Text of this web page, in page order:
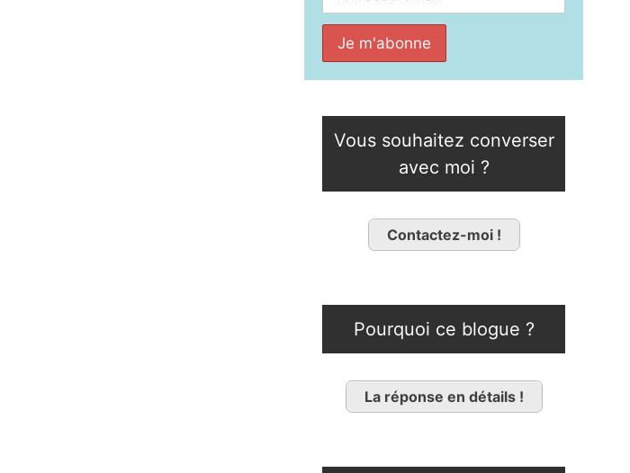
Vous souhaitez converser
avec moi ?
Contactez-moi !
Pourquoi ce blogue ?
La réponse en détails !